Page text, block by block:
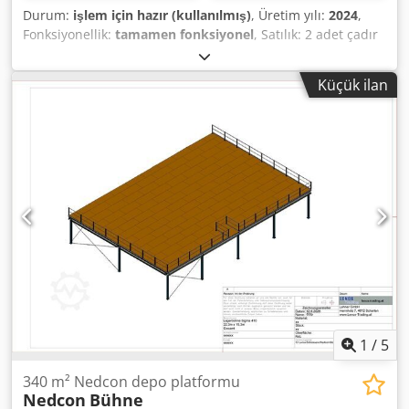
Durum: işlem için hazır (kullanılmış), Üretim yılı: 2024,
Fonksiyonellik: tamamen fonksiyonel, Satılık: 2 adet çadır
salonu, her biri 120 x 18 metre, üretici DallGruppen İkisi
için yeni fiyat (yan kapılar hariç) – 2,4 milyon Euro İç
yükseklik yaklaşık 18 metre Danimarka'da kendi kendine
Norveç, İsveç ve Finlandiya için uygun değildir; yaklaşık 100
kg/m2 kar yükü nedeniyle İnceleme hoş geldiniz İlan
içindeki videoyu izleyin Daha fazla bilgi ve video talep
Küçük ilan
1 / 5
340 m² Nedcon depo platformu
Nedcon Bühne